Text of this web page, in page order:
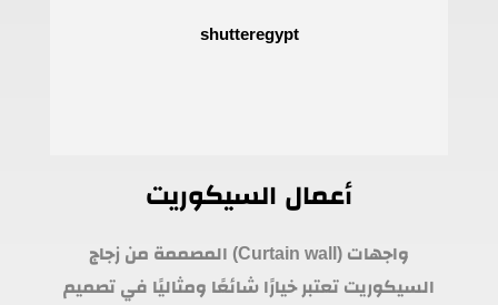
أعمال السيكوريت
واجهات (Curtain wall) المصممة من زجاج
السيكوريت تعتبر خيارًا شائعًا ومثاليًا في تصميم